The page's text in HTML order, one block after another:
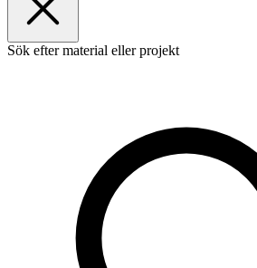
Sök efter material eller projekt